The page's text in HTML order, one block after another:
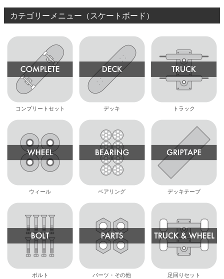
カテゴリーメニュー（スケートボード）
コンプリートセット デッキ トラック
ウィール ベアリング デッキテープ
ボルト パーツ・その他 足回りセット